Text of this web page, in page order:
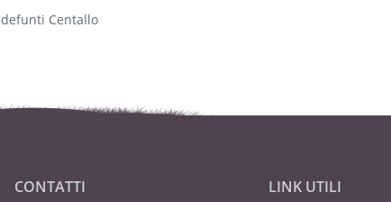
defunti Centallo
CONTATTI LINK UTILI